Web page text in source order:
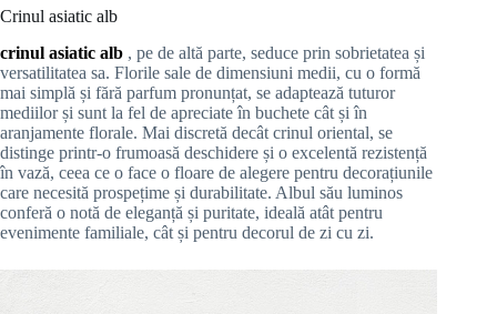
Crinul asiatic alb
crinul asiatic alb , pe de altă parte, seduce prin sobrietatea și
versatilitatea sa. Florile sale de dimensiuni medii, cu o formă
mai simplă și fără parfum pronunțat, se adaptează tuturor
mediilor și sunt la fel de apreciate în buchete cât și în
aranjamente florale. Mai discretă decât crinul oriental, se
distinge printr-o frumoasă deschidere și o excelentă rezistență
în vază, ceea ce o face o floare de alegere pentru decorațiunile
care necesită prospețime și durabilitate. Albul său luminos
conferă o notă de eleganță și puritate, ideală atât pentru
evenimente familiale, cât și pentru decorul de zi cu zi.